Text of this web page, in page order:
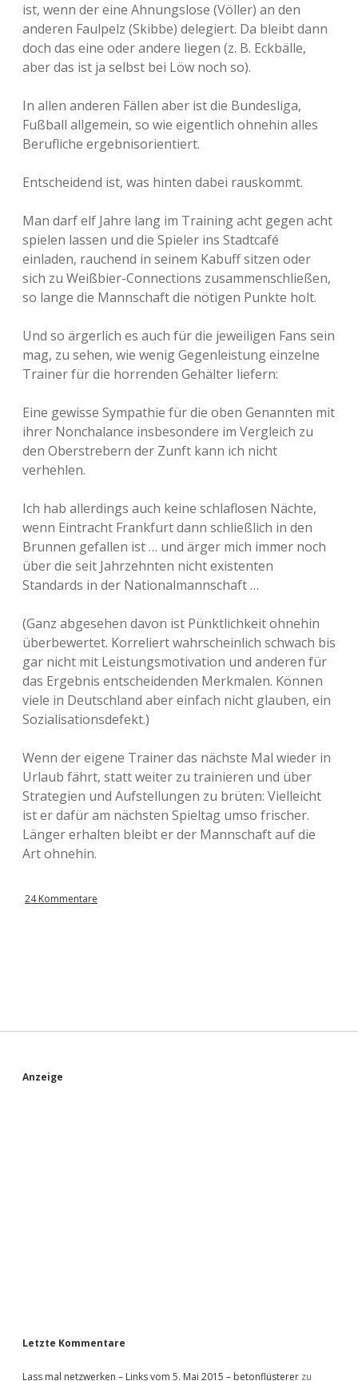
ist, wenn der eine Ahnungslose (Völler) an den
anderen Faulpelz (Skibbe) delegiert. Da bleibt dann
doch das eine oder andere liegen (z. B. Eckbälle,
aber das ist ja selbst bei Löw noch so).
In allen anderen Fällen aber ist die Bundesliga,
Fußball allgemein, so wie eigentlich ohnehin alles
Berufliche ergebnisorientiert.
Entscheidend ist, was hinten dabei rauskommt.
Man darf elf Jahre lang im Training acht gegen acht
spielen lassen und die Spieler ins Stadtcafé
einladen, rauchend in seinem Kabuff sitzen oder
sich zu Weißbier-Connections zusammenschließen,
so lange die Mannschaft die nötigen Punkte holt.
Und so ärgerlich es auch für die jeweiligen Fans sein
mag, zu sehen, wie wenig Gegenleistung einzelne
Trainer für die horrenden Gehälter liefern:
Eine gewisse Sympathie für die oben Genannten mit
ihrer Nonchalance insbesondere im Vergleich zu
den Oberstrebern der Zunft kann ich nicht
verhehlen.
Ich hab allerdings auch keine schlaflosen Nächte,
wenn Eintracht Frankfurt dann schließlich in den
Brunnen gefallen ist … und ärger mich immer noch
über die seit Jahrzehnten nicht existenten
Standards in der Nationalmannschaft …
(Ganz abgesehen davon ist Pünktlichkeit ohnehin
überbewertet. Korreliert wahrscheinlich schwach bis
gar nicht mit Leistungsmotivation und anderen für
das Ergebnis entscheidenden Merkmalen. Können
viele in Deutschland aber einfach nicht glauben, ein
Sozialisationsdefekt.)
Wenn der eigene Trainer das nächste Mal wieder in
Urlaub fährt, statt weiter zu trainieren und über
Strategien und Aufstellungen zu brüten: Vielleicht
ist er dafür am nächsten Spieltag umso frischer.
Länger erhalten bleibt er der Mannschaft auf die
Art ohnehin.
24 Kommentare
S
Anzeige
Letzte Kommentare
Lass mal netzwerken – Links vom 5. Mai 2015 – betonflüsterer zu